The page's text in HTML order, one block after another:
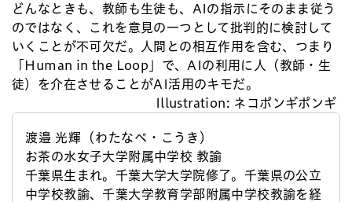
どんなときも、教師も生徒も、AIの指示にそのまま従う
のではなく、これを意見の一つとして批判的に検討して
いくことが不可欠だ。人間との相互作用を含む、つまり
「Human in the Loop」で、AIの利用に人（教師・生
徒）を介在させることがAI活用のキモだ。
Illustration: ネコポンギポンギ
渡邉 光輝（わたなべ・こうき）
お茶の水女子大学附属中学校 教諭
千葉県生まれ。千葉大学大学院修了。千葉県の公立
中学校教諭、千葉大学教育学部附属中学校教諭を経